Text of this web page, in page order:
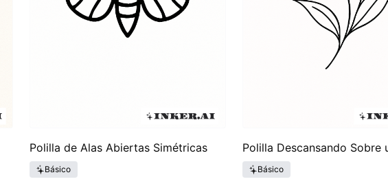
Polilla de Alas Abiertas Simétricas
Básico
Polilla Descansando Sobre
Básico